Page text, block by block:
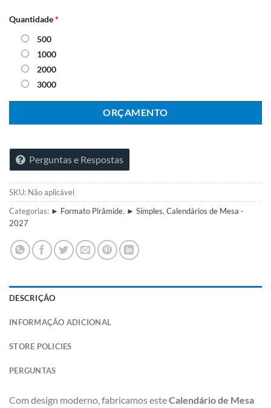
Quantidade*
500
1000
2000
3000
ORÇAMENTO
Perguntas e Respostas
SKU: Não aplicável
Categorias: ► Formato Pirâmide, ► Simples, Calendários de Mesa -
2027
DESCRIÇÃO
INFORMAÇÃO ADICIONAL
STORE POLICIES
PERGUNTAS
Com design moderno, fabricamos esteCalendário de Mesa